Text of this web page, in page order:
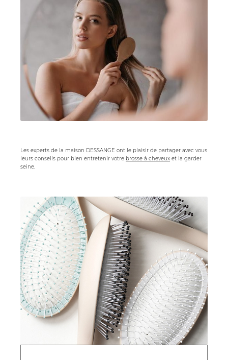
Les experts de la maison DESSANGE ont le plaisir de partager avec vous
leurs conseils pour bien entretenir votre brosse à cheveux et la garder
seine.